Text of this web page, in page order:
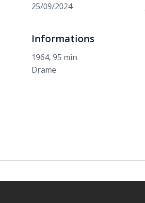
25/09/2024
Informations
1964, 95 min
Drame